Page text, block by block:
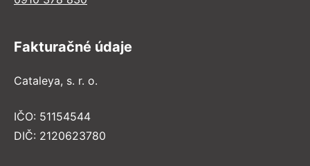
Fakturačné údaje
Cataleya, s. r. o.
IČO: 51154544
DIČ: 2120623780